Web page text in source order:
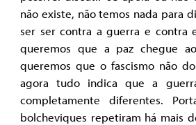
não existe, não temos nada para
ser ser contra a guerra e contra
queremos que a paz chegue
queremos que o fascismo não
agora tudo indica que a
completamente diferentes.
bolcheviques repetiram há mais